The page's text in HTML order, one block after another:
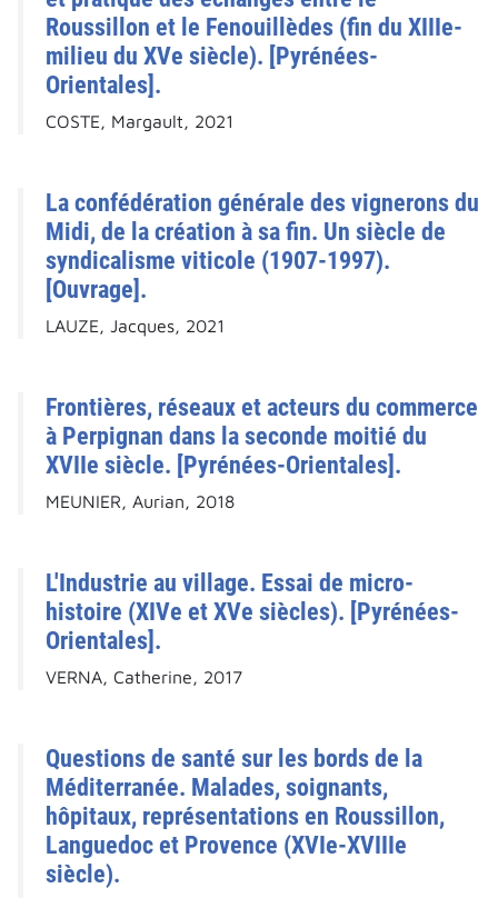
Roussillon et le Fenouillèdes (fin du XIIIe-
milieu du XVe siècle). [Pyrénées-
Orientales].
COSTE, Margault, 2021
La confédération générale des vignerons du
Midi, de la création à sa fin. Un siècle de
syndicalisme viticole (1907-1997).
[Ouvrage].
LAUZE, Jacques, 2021
Frontières, réseaux et acteurs du commerce
à Perpignan dans la seconde moitié du
XVIIe siècle. [Pyrénées-Orientales].
MEUNIER, Aurian, 2018
L'Industrie au village. Essai de micro-
histoire (XIVe et XVe siècles). [Pyrénées-
Orientales].
VERNA, Catherine, 2017
Questions de santé sur les bords de la
Méditerranée. Malades, soignants,
hôpitaux, représentations en Roussillon,
Languedoc et Provence (XVIe-XVIIIe
siècle).